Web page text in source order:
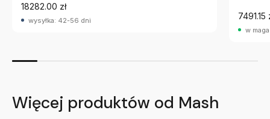
18282.00 zł
wysyłka: 42-56 dni 7491.15
w
Więcej produktów od Mash